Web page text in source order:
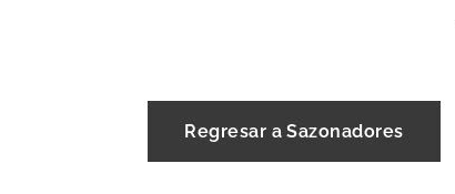
Regresar a Sazonadores